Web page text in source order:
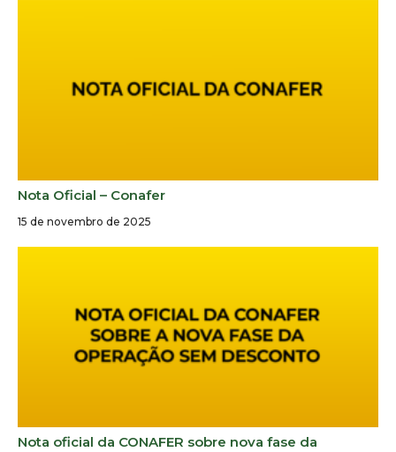
Nota Oficial – Conafer
15 de novembro de 2025
Nota oficial da CONAFER sobre nova fase da